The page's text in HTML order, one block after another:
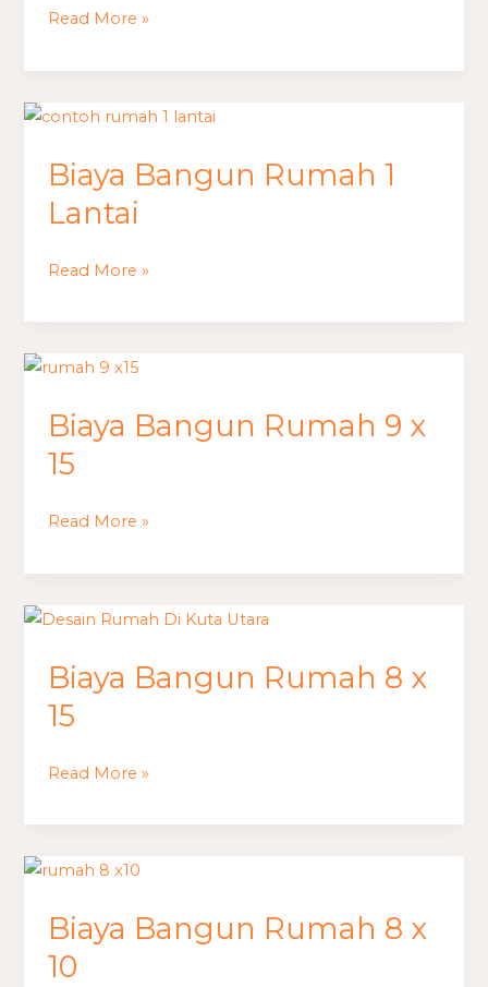
3
Read More »
Biaya Bangun Rumah 1
Lantai
Biaya
Rumah
1
Read More »
Biaya Bangun Rumah 9 x
15
Biaya
Rumah
9
15
Read More »
Biaya Bangun Rumah 8 x
15
Biaya
Rumah
8
15
Read More »
Biaya Bangun Rumah 8 x
10
Biaya
Rumah
8